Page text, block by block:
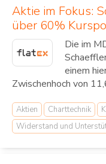
Aktie im Fokus:
über 60%
Die im
einem
Zwischenhoch von
Aktien Charttechnik
Widerstand und